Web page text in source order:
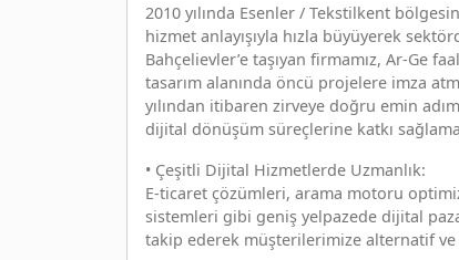
2010 yılında Esenler / Tekstilkent
hizmet anlayışıyla hızla büyüyerek
Bahçelievler’e taşıyan firmamız, Ar-Ge
tasarım alanında öncü projelere imza
yılından itibaren zirveye doğru emin
dijital dönüşüm süreçlerine katkı
• Çeşitli Dijital Hizmetlerde Uzmanlık:
E-ticaret çözümleri, arama motoru
sistemleri gibi geniş yelpazede dijital
takip ederek müşterilerimize alternatif